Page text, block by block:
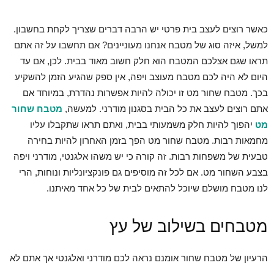
כאשר רוצים לעצב בית פרטי יש הרבה דברים שצריך לקחת בחשבון.
למשל, איזה סוג של מטבח אנחנו מעוניינים? אם תחשבו על זה אתם
תראו שגם אצלכם המטבח הוא חלק חשוב מאוד בבית. לכן, אם עד
היום לא היה לכם מטבח מעוצב ויפה, אין ספק שהגיע הזמן להשקיע
בכך. מטבח שחור מט זו יכולה להיות אפשרות נהדרת, במיוחד אם
אתם רוצים לעצב את כל הבית בסגנון מודרני. למעשה, מטבח שחור
מט יהפוך להיות חלק משמעותי בבית, ואתם תראו שתקבלו עליו
מחמאות רבות. מטבח שחור מט הפך בזמן האחרון להיות בחירה
טבעית של משפחות רבות. זה קורה כי יש משהו אלגנטי, מודרני ויפה
בצבע השחור מט. אם לכל זה מוסיפים גם פונקציונליות ונוחות, הרי
לנו מטבח מושלם שיוכל להתאים לבית של כל אחד מאיתנו.
מטבחים בשילוב של עץ
הרעיון של מטבח שחור אומנם נראה לכם מודרני ואלגנטי אך אתם לא